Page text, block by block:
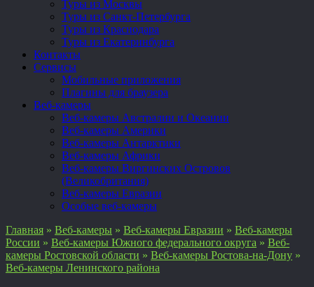
Туры из Москвы
Туры из Санкт-Петербурга
Туры из Краснодара
Туры из Екатеринбурга
Контакты
Сервисы
Мобильные приложения
Плагины для браузера
Веб-камеры
Веб-камеры Австралии и Океании
Веб-камеры Америки
Веб-камеры Антарктики
Веб-камеры Африки
Веб-камеры Виргинских Островов
(Великобритания)
Веб-камеры Евразии
Особые веб-камеры
Главная » Веб-камеры » Веб-камеры Евразии » Веб-камеры
России » Веб-камеры Южного федерального округа » Веб-
камеры Ростовской области » Веб-камеры Ростова-на-Дону »
Веб-камеры Ленинского района